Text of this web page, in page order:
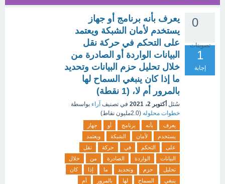
0
تصويتات
1
إجابة
يعرف بأنه برنامج أو جهاز
يستخدم لأمان الشبكة ويعتمد
على التحكم في حركة نقل
البيانات الواردة أو الصادرة من
خلال تحليل حزم البيانات وتحديد
ما إذا كان ينبغي السماح لها
بالمرور أم لا، (1 نقطة)
سُئل أكتوبر 2، 2021 في تصنيف آراء بواسطة
خطوات محلوله (2.0مليون نقاط)
يعرف بأنه برنامج أو
جهاز
يستخدم
لأمان الشبكة
ويعتمد
على
التحكم في حركة
نقل
البيانات
الواردة الصادرة من
خلال
تحليل
حزم وتحديد ما إذا
كان
ينبغي
السماح لها بالمرور
أم